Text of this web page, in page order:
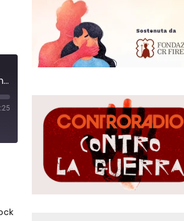
Massa: 47enne morto dopo lite in piazza, fermati due maggiorenni e un minore